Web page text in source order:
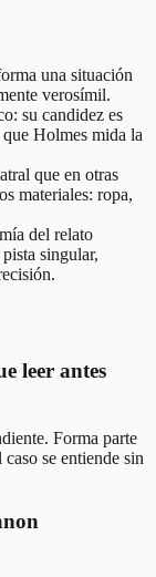
una situación
verosímil.
su candidez es
Holmes mida la
que en otras
materiales: ropa,
del relato
singular,
leer antes
Forma parte
se entiende sin